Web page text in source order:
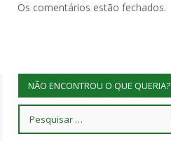
Os comentários estão fechados.
NÃO ENCONTROU O QUE QUERIA?